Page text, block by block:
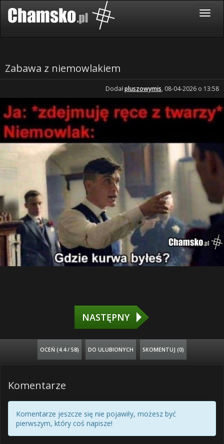
Zabawa z niemowlakiem
Dodałpluszowymis, 08-04-2026 o 13:58
NASTĘPNY
OCEŃ (4.4 / 58) DO ULUBIONYCH SKOMENTUJ (0)
Komentarze
Komentarze jeszcze się nie pojawiły, możesz być
pierwszym, który coś napisze!